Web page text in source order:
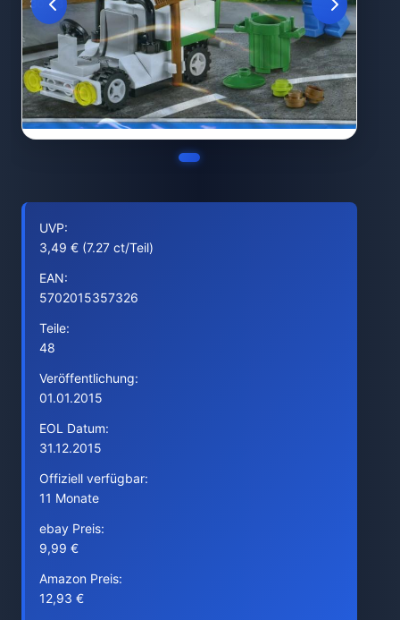
UVP:
3,49 € (7.27 ct/Teil)
EAN:
5702015357326
Teile:
48
Veröffentlichung:
01.01.2015
EOL Datum:
31.12.2015
Offiziell verfügbar:
11 Monate
ebay Preis:
9,99 €
Amazon Preis:
12,93 €